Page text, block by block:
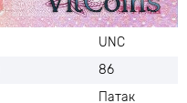
UNC
86
Патак